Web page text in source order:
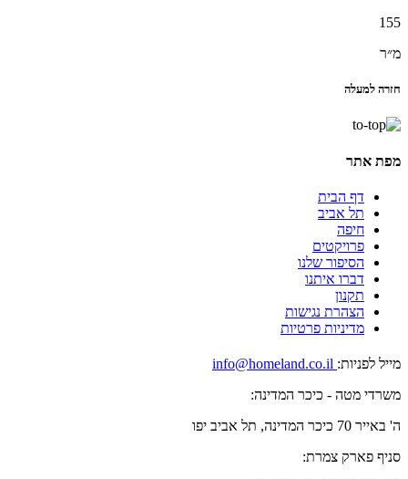
155
מ״ר
חזרה למעלה
מפת אתר
דף הבית
תל אביב
חיפה
פרויקטים
הסיפור שלנו
דברו איתנו
תקנון
הצהרת נגישות
מדיניות פרטיות
מייל לפניות:
משרדי מטה - כיכר המדינה:
ה' באייר 70 כיכר המדינה, תל אביב יפו
סניף פארק צמרת: